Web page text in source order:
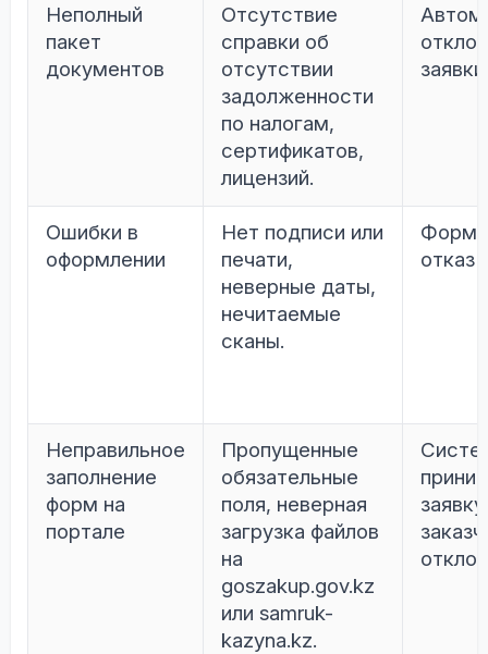
Неполный
пакет
документов
Отсутствие
справки об
отсутствии
задолженности
по налогам,
сертификатов,
лицензий.
заявки.
Ошибки в
оформлении
Нет подписи или
печати,
неверные даты,
нечитаемые
сканы.
отказ
Неправильное
заполнение
форм на
портале
Пропущенные
обязательные
поля, неверная
загрузка файлов
на
goszakup.gov.kz
или samruk-
kazyna.kz.